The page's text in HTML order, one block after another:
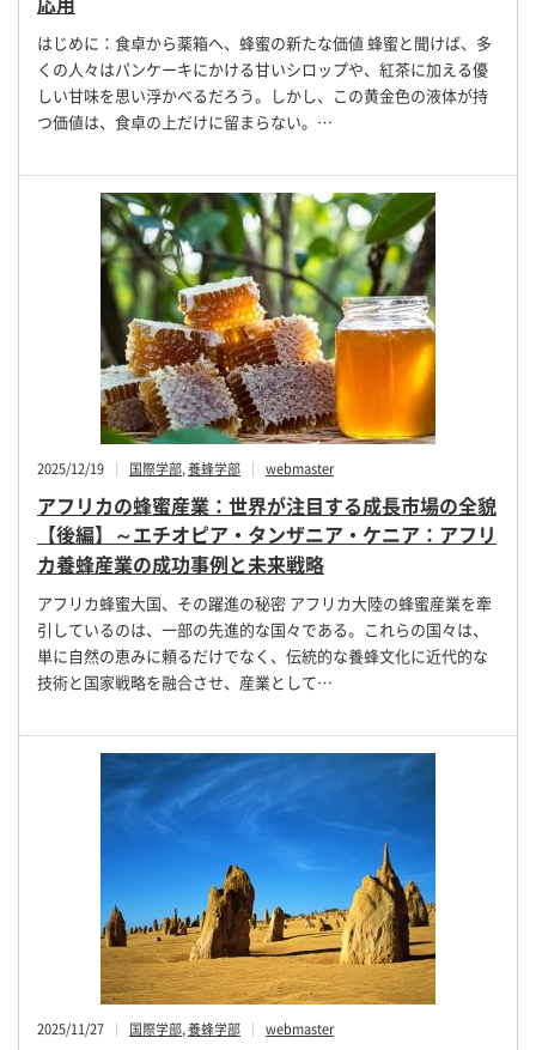
はじめに：食卓から薬箱へ、蜂蜜の新たな価値 蜂蜜と聞けば、多
くの人々はパンケーキにかける甘いシロップや、紅茶に加える優
しい甘味を思い浮かべるだろう。しかし、この黄金色の液体が持
つ価値は、食卓の上だけに留まらない。…
2025/12/19 国際学部,養蜂学部 webmaster
アフリカの蜂蜜産業：世界が注目する成長市場の全貌
【後編】～エチオピア・タンザニア・ケニア：アフリ
カ養蜂産業の成功事例と未来戦略
アフリカ蜂蜜大国、その躍進の秘密 アフリカ大陸の蜂蜜産業を牽
引しているのは、一部の先進的な国々である。これらの国々は、
単に自然の恵みに頼るだけでなく、伝統的な養蜂文化に近代的な
技術と国家戦略を融合させ、産業として…
2025/11/27 国際学部,養蜂学部 webmaster